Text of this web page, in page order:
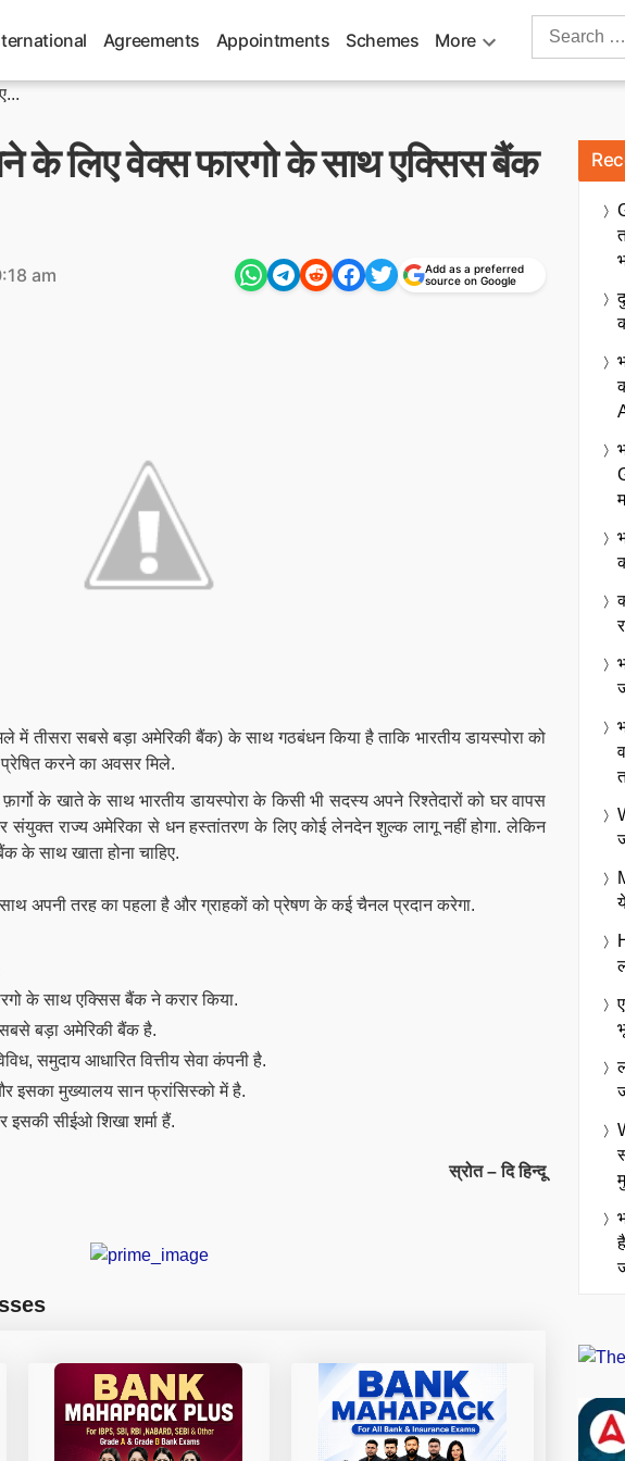
Agreements Appointments Schemes More
Search
के लिए वेक्स फारगो के साथ एक्सिस बैंक
am
Add as a preferred
source on Google
में तीसरा सबसे बड़ा अमेरिकी बैंक) के साथ गठबंधन किया है ताकि भारतीय डायस्पोरा को
करने का अवसर मिले.
के खाते के साथ भारतीय डायस्पोरा के किसी भी सदस्य अपने रिश्तेदारों को घर वापस
संयुक्त राज्य अमेरिका से धन हस्तांतरण के लिए कोई लेनदेन शुल्क लागू नहीं होगा. लेकिन
के साथ खाता होना चाहिए.
अपनी तरह का पहला है और ग्राहकों को प्रेषण के कई चैनल प्रदान करेगा.
के साथ एक्सिस बैंक ने करार किया.
बड़ा अमेरिकी बैंक है.
समुदाय आधारित वित्तीय सेवा कंपनी है.
इसका मुख्यालय सान फ्रांसिस्को में है.
सीईओ शिखा शर्मा हैं.
स्रोत – दि हिन्दू